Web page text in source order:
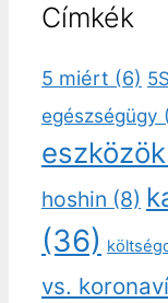
Címkék
5 miért (6) 5S
egészségügy
eszközök
hoshin (8)
(36)
vs.